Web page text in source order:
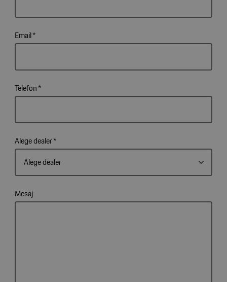
Email*
Telefon*
Alege dealer*
Mesaj